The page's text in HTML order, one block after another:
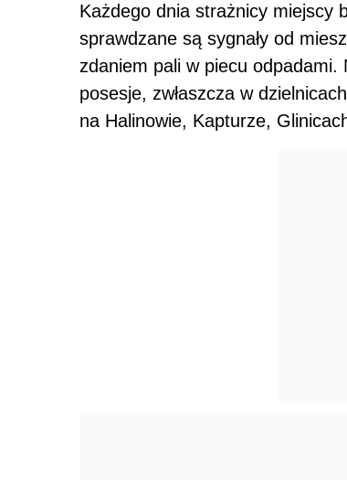
Każdego dnia strażnicy miejscy
sprawdzane są sygnały od
zdaniem pali w piecu
posesje, zwłaszcza w
na Halinowie, Kapturze,